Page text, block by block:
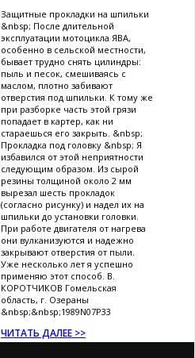
Защитные прокладки на шпильки
&nbsp; После длительной
эксплуатации мотоцикла ЯВА,
особенно в сельской местности,
бывает трудно снять цилиндры:
пыль и песок, смешиваясь с
маслом, плотно забивают
отверстия под шпильки. К тому же
при разборке часть этой грязи
попадает в картер, как ни
стараешься его закрыть. &nbsp;
Прокладка под головку &nbsp; Я
избавился от этой неприятности
следующим образом. Из сырой
резины толщиной около 2 мм
вырезал шесть прокладок
(согласно рисунку) и надел их на
шпильки до установки головки.
При работе двигателя от нагрева
они вулканизуются и надежно
закрывают отверстия от пыли.
Уже несколько лет я успешно
применяю этот способ. В.
КОРОТЧИКОВ Гомельская
область, г. Озераны
&nbsp;&nbsp;1989N07P33
ЧИТАТЬ ДАЛЕЕ >>